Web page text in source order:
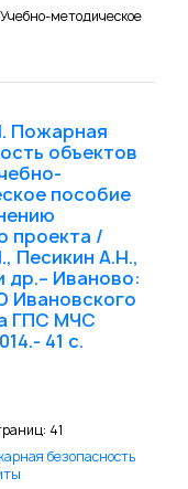
методическое
Пожарная
объектов
пособие
проекта /
Песикин А.Н.,
др.– Иваново:
ГПС МЧС
41 с.
41
безопасность